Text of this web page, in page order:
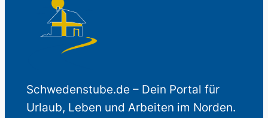
Schwedenstube.de – Dein Portal für
Urlaub, Leben und Arbeiten im Norden.